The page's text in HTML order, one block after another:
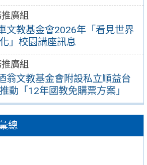
廣組
文教基金會2026年「看見世界
」校園講座訊息
廣組
翁文教基金會附設私立順益台
動「12年國教免購票方案」
總